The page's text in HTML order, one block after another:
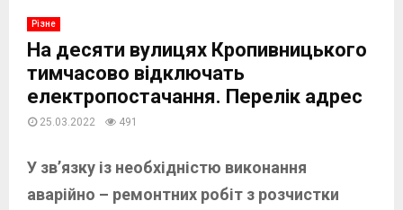
Різне
На десяти вулицях Кропивницького
тимчасово відключать
електропостачання. Перелік адрес
25.03.2022 491
У зв’язку із необхідністю виконання
аварійно – ремонтних робіт з розчистки